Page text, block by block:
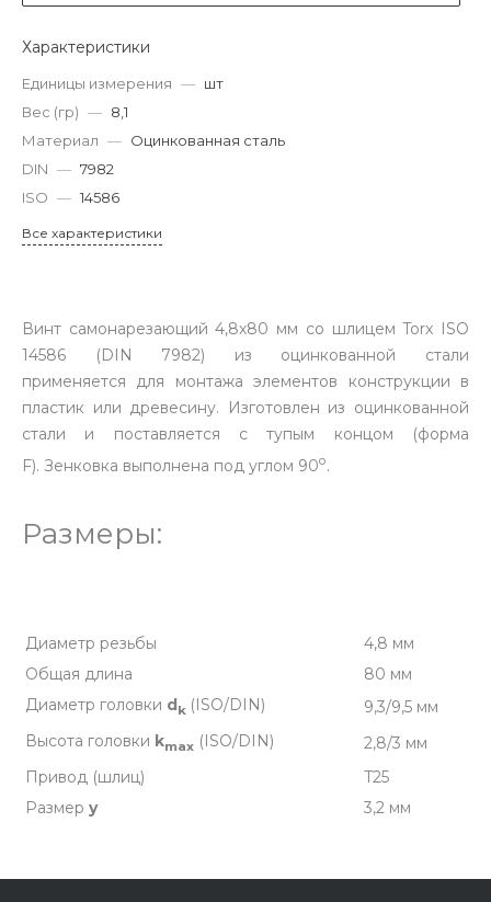
Характеристики
Единицы измерения — шт
Вес (гр) — 8,1
Материал — Оцинкованная сталь
DIN — 7982
ISO — 14586
Все характеристики
Винт самонарезающий 4,8х80 мм со шлицем Torx ISO
14586 (DIN 7982) из оцинкованной стали
применяется для монтажа элементов конструкции в
пластик или древесину. Изготовлен из оцинкованной
стали и поставляется с тупым концом (форма
F). Зенковка выполнена под углом 90о.
Размеры:
Диаметр резьбы
4,8 мм
Общая длина
80 мм
Диаметр головки dk (ISO/DIN)
9,3/9,5 мм
Высота головки kmax (ISO/DIN)
2,8/3 мм
Привод (шлиц)
T25
Размер y 3,2 мм